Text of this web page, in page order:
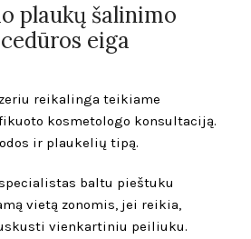
plaukų šalinimo
eiga
reikalinga teikiame
kosmetologo konsultaciją.
ir plaukelių tipą.
baltu pieštuku
vietą zonomis, jei reikia,
vienkartiniu peiliuku.